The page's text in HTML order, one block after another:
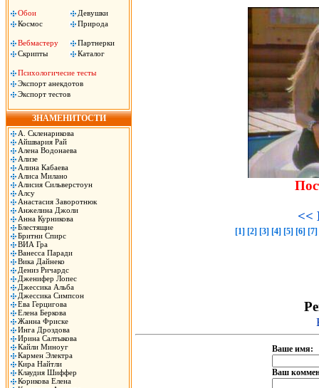
Обои
Девушки
Космос
Природа
Вебмастеру
Партнерки
Скрипты
Каталог
Психологичесие тесты
Экспорт анекдотов
Экспорт тестов
ЗНАМЕНИТОСТИ
А. Скленарикова
Айшвария Рай
Алена Водонаева
Ализе
Алина Кабаева
Алиса Милано
Алисия Сильверстоун
Алсу
Анастасия Заворотнюк
Анжелина Джоли
Анна Курникова
Блестящие
Бритни Спирс
ВИА Гра
Ванесса Паради
Вика Дайнеко
Дениз Ричардс
Дженифер Лопес
Джессика Альба
Джессика Симпсон
Ева Герцигова
Елена Беркова
Жанна Фриске
Инга Дроздова
Ирина Салтыкова
Кайли Миноуг
Кармен Электра
Кира Найтли
Клаудия Шиффер
Корикова Елена
<<
[1] [2] [3] [4] [5] [6] [7]
Ваше имя:
Ваш